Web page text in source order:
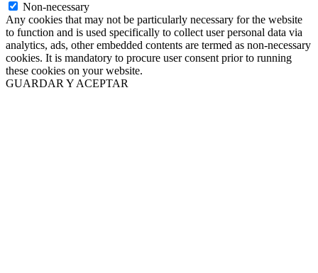
Non-necessary
Any cookies that may not be particularly necessary for the website
to function and is used specifically to collect user personal data via
analytics, ads, other embedded contents are termed as non-necessary
cookies. It is mandatory to procure user consent prior to running
these cookies on your website.
GUARDAR Y ACEPTAR